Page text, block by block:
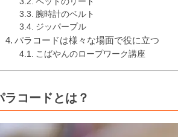
腕時計のベルト
ジッパープル
パラコードは様々な場面で役に立つ
こばやんのロープワーク講座
ラコードとは？